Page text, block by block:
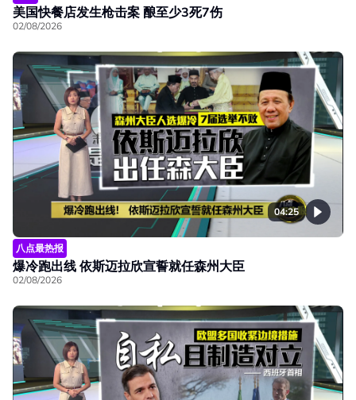
美国快餐店发生枪击案 酿至少3死7伤
02/08/2026
04:25
八点最热报
爆冷跑出线 依斯迈拉欣宣誓就任森州大臣
02/08/2026